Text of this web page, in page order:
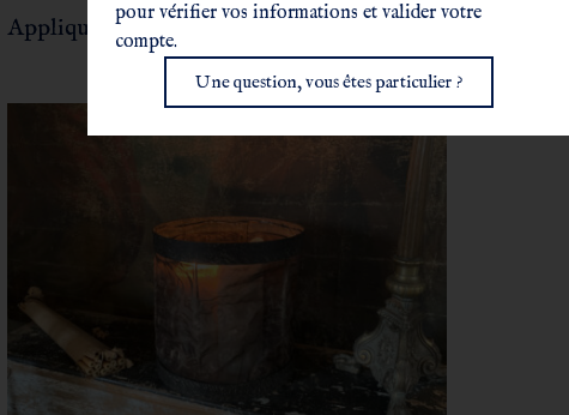
Applique “Tambour”
pour vérifier vos informations et valider votre
compte.
Une question, vous êtes particulier ?